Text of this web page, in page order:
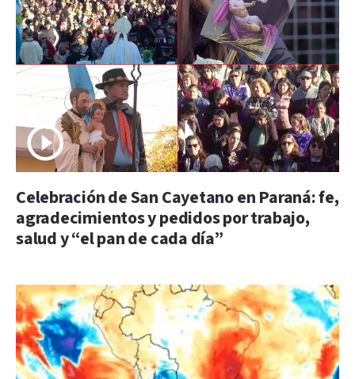
Celebración de San Cayetano en Paraná: fe,
agradecimientos y pedidos por trabajo,
salud y “el pan de cada día”